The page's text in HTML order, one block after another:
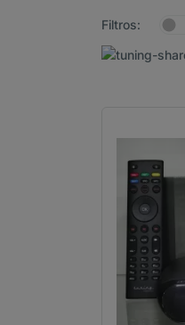
Filtros: